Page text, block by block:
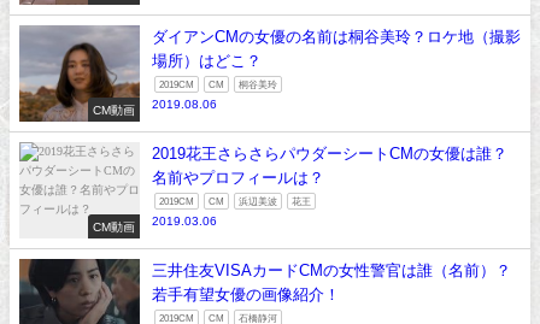
CM動画
ダイアンCMの女優の名前は桐谷美玲？ロケ地（撮影
場所）はどこ？
2019CM CM 桐谷美玲
2019.08.06
CM動画
2019花王さらさらパウダーシートCMの女優は誰？
名前やプロフィールは？
2019CM CM 浜辺美波 花王
2019.03.06
三井住友VISAカードCMの女性警官は誰（名前）？
若手有望女優の画像紹介！
2019CM CM 石橋静河